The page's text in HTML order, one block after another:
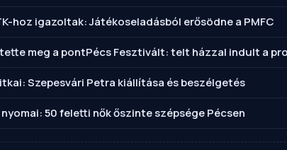
hoz igazoltak: Játékoseladásból erősödne a PMFC
meg a pontPécs Fesztivált: telt házzal indult a
Szepesvári Petra kiállítása és beszélgetés
50 feletti nők őszinte szépsége Pécsen